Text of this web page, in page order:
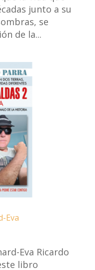
junto a su
se
de la...
Eva
Eva Ricardo
libro